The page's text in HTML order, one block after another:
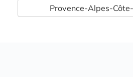
Provence-Alpes-